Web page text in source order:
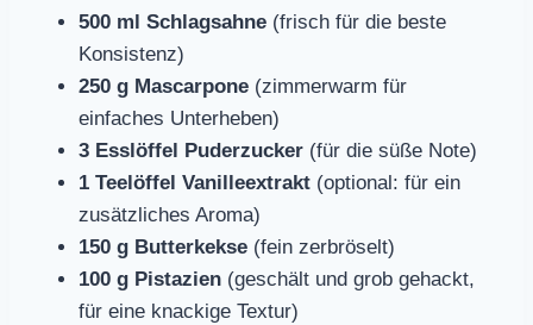
500 ml Schlagsahne (frisch für die beste
Konsistenz)
250 g Mascarpone (zimmerwarm für
einfaches Unterheben)
3 Esslöffel Puderzucker (für die süße Note)
1 Teelöffel Vanilleextrakt (optional: für ein
zusätzliches Aroma)
150 g Butterkekse (fein zerbröselt)
100 g Pistazien (geschält und grob gehackt,
für eine knackige Textur)